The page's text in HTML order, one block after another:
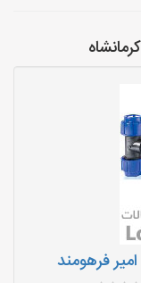
فرهومند